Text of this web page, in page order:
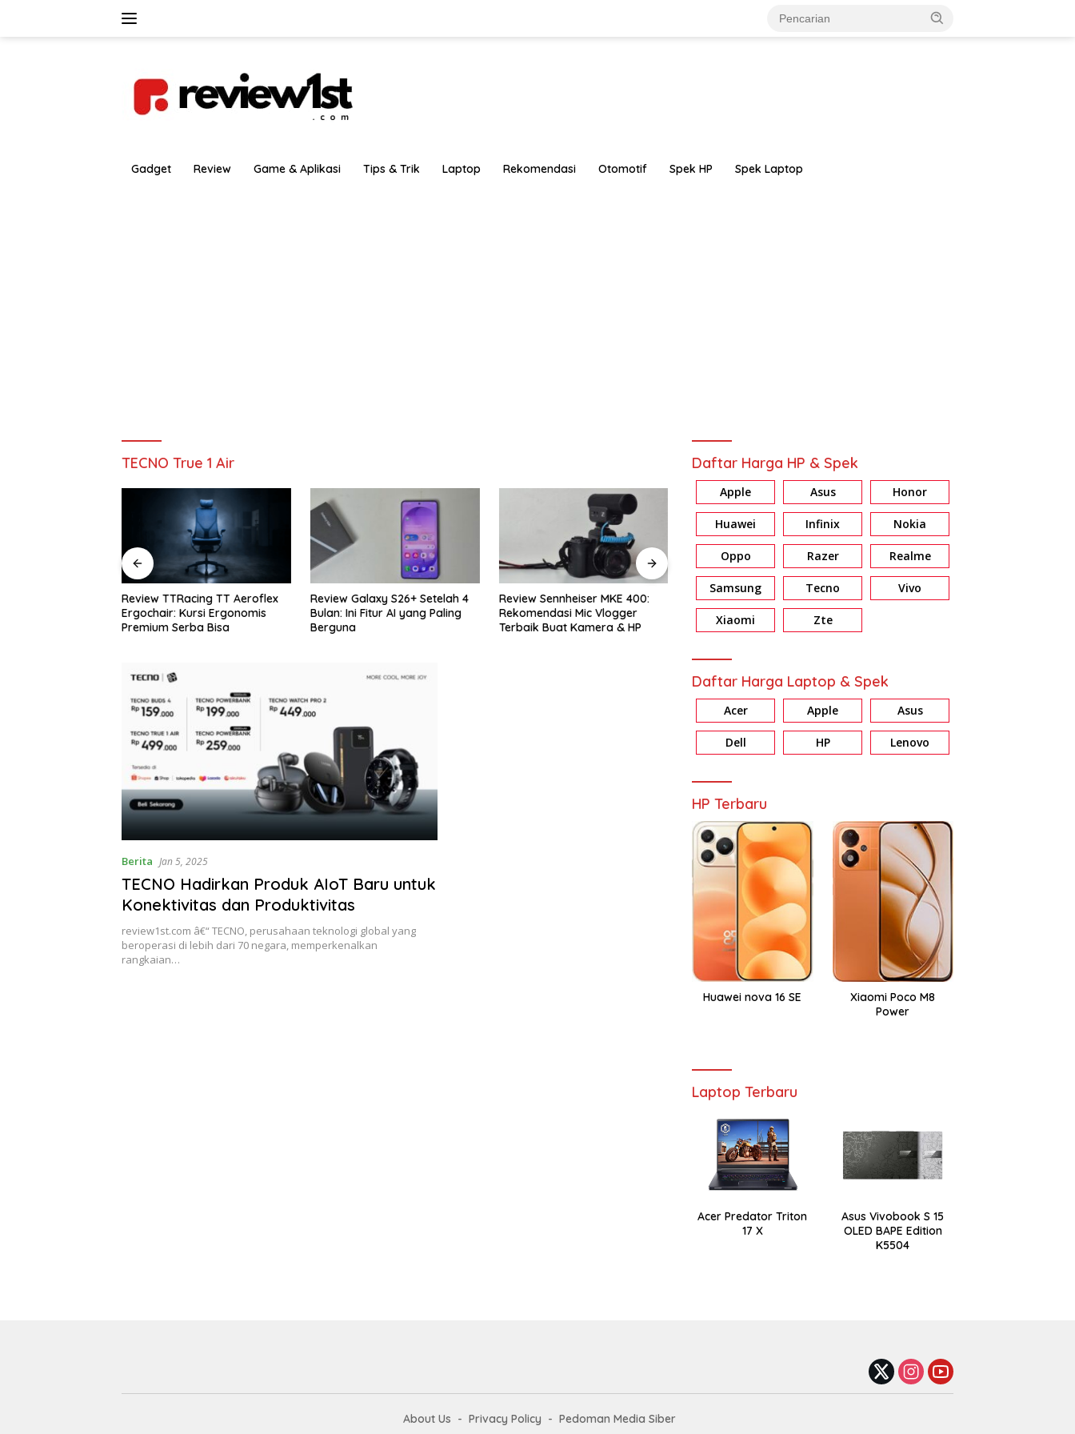
Gadget Review Game & Aplikasi Tips & Trik Laptop Rekomendasi Otomotif Spek HP Spek Laptop
TECNO True 1 Air
Review TTRacing TT Aeroflex
Ergochair: Kursi Ergonomis
Review Galaxy S26+ Setelah 4
Bulan: Ini Fitur AI yang Paling
Berguna
Review Sennheiser MKE 400:
Rekomendasi Mic Vlogger
Terbaik Buat Kamera & HP
Review Xiaomi Smart Band 10
Pro: Harga Sejutaan, Fiturnya
Bikin Nagih!
Review HONOR X7d: Baterai &
Memori Jumbo, Harga Masuk
Berita Jan 5, 2025
TECNO Hadirkan Produk AIoT Baru untuk
Konektivitas dan Produktivitas
review1st.com â€“ TECNO, perusahaan teknologi global yang
beroperasi di lebih dari 70 negara, memperkenalkan
rangkaian…
Daftar Harga HP & Spek
Apple Asus Honor
Huawei Infinix Nokia
Oppo Razer Realme
Samsung Tecno Vivo
Xiaomi Zte
Daftar Harga Laptop & Spek
Acer Apple Asus
Dell HP Lenovo
HP Terbaru
Huawei nova 16 SE
Xiaomi Poco M8
Power
Laptop Terbaru
Acer Predator Triton
17 X
Asus Vivobook S 15
OLED BAPE Edition
K5504
About Us Privacy Policy
Pedoman Media Siber